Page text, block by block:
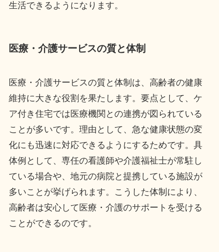
生活できるようになります。
医療・介護サービスの質と体制
医療・介護サービスの質と体制は、高齢者の健康
維持に大きな役割を果たします。要点として、ケ
ア付き住宅では医療機関との連携が図られている
ことが多いです。理由として、急な健康状態の変
化にも迅速に対応できるようにするためです。具
体例として、専任の看護師や介護福祉士が常駐し
ている場合や、地元の病院と提携している施設が
多いことが挙げられます。こうした体制により、
高齢者は安心して医療・介護のサポートを受ける
ことができるのです。